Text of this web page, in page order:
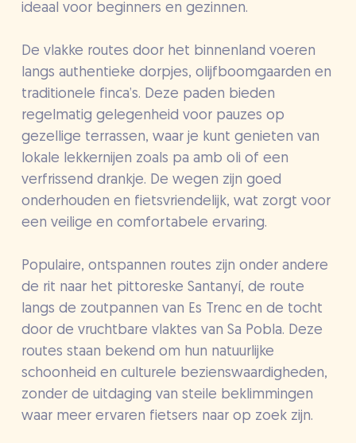
ideaal voor beginners en gezinnen.
De vlakke routes door het binnenland voeren
langs authentieke dorpjes, olijfboomgaarden en
traditionele finca’s. Deze paden bieden
regelmatig gelegenheid voor pauzes op
gezellige terrassen, waar je kunt genieten van
lokale lekkernijen zoals pa amb oli of een
verfrissend drankje. De wegen zijn goed
onderhouden en fietsvriendelijk, wat zorgt voor
een veilige en comfortabele ervaring.
Populaire, ontspannen routes zijn onder andere
de rit naar het pittoreske Santanyí, de route
langs de zoutpannen van Es Trenc en de tocht
door de vruchtbare vlaktes van Sa Pobla. Deze
routes staan bekend om hun natuurlijke
schoonheid en culturele bezienswaardigheden,
zonder de uitdaging van steile beklimmingen
waar meer ervaren fietsers naar op zoek zijn.